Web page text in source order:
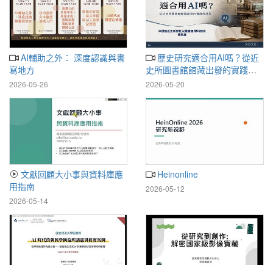
AI輔助之外： 深度認識與書
寫地方
2026-05-26
歷史研究適合用AI嗎？從近
史所圖書館館藏出發的實踐與
反思
2026-05-20
文獻回顧大小事與資料庫應
用指南
2026-05-14
Heinonline
2026-05-12